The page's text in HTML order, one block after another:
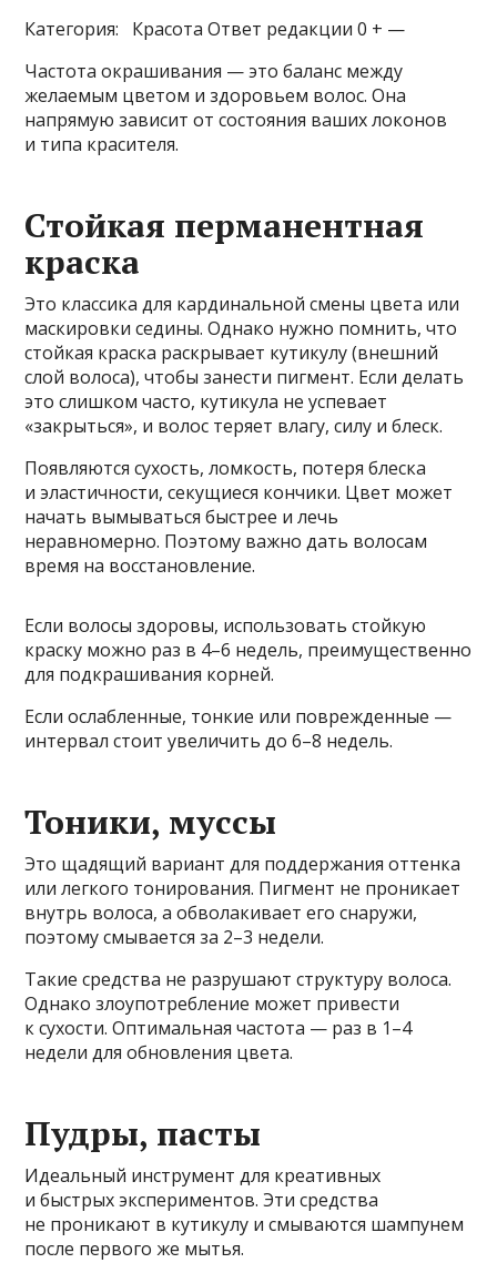
Категория: КрасотаОтвет редакции 0 + —
Частота окрашивания — это баланс между
желаемым цветом и здоровьем волос. Она
напрямую зависит от состояния ваших локонов
и типа красителя.
Стойкая перманентная
краска
Это классика для кардинальной смены цвета или
маскировки седины. Однако нужно помнить, что
стойкая краска раскрывает кутикулу (внешний
слой волоса), чтобы занести пигмент. Если делать
это слишком часто, кутикула не успевает
«закрыться», и волос теряет влагу, силу и блеск.
Появляются сухость, ломкость, потеря блеска
и эластичности, секущиеся кончики. Цвет может
начать вымываться быстрее и лечь
неравномерно. Поэтому важно дать волосам
время на восстановление.
Если волосы здоровы, использовать стойкую
краску можно раз в 4–6 недель, преимущественно
для подкрашивания корней.
Если ослабленные, тонкие или поврежденные —
интервал стоит увеличить до 6–8 недель.
Тоники, муссы
Это щадящий вариант для поддержания оттенка
или легкого тонирования. Пигмент не проникает
внутрь волоса, а обволакивает его снаружи,
поэтому смывается за 2–3 недели.
Такие средства не разрушают структуру волоса.
Однако злоупотребление может привести
к сухости. Оптимальная частота — раз в 1–4
недели для обновления цвета.
Пудры, пасты
Идеальный инструмент для креативных
и быстрых экспериментов. Эти средства
не проникают в кутикулу и смываются шампунем
после первого же мытья.